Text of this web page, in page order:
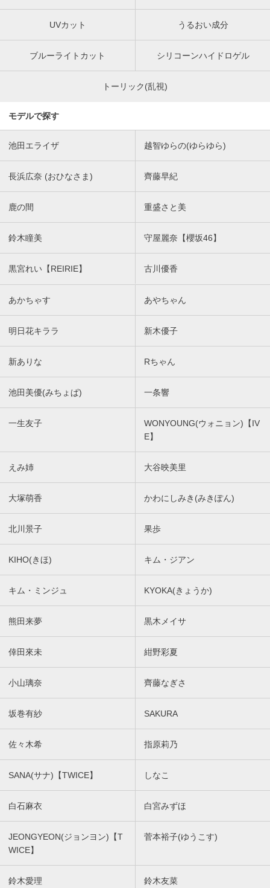
UVカット うるおい成分
ブルーライトカット シリコーンハイドロゲル
トーリック(乱視)
モデルで探す
池田エライザ 越智ゆらの(ゆらゆら)
長浜広奈 (おひなさま) 齊藤早紀
鹿の間 重盛さと美
鈴木瞳美 守屋麗奈【櫻坂46】
黒宮れい【REIRIE】 古川優香
あかちゃす あやちゃん
明日花キララ 新木優子
新ありな Rちゃん
池田美優(みちょぱ) 一条響
一生友子
WONYOUNG(ウォニョン)【IV
E】
えみ姉 大谷映美里
大塚萌香 かわにしみき(みきぽん)
北川景子 果歩
KIHO(きほ) キム・ジアン
キム・ミンジュ KYOKA(きょうか)
熊田来夢 黒木メイサ
倖田來未 紺野彩夏
小山璃奈 齊藤なぎさ
坂巻有紗 SAKURA
佐々木希 指原莉乃
SANA(サナ)【TWICE】 しなこ
白石麻衣 白宮みずほ
JEONGYEON(ジョンヨン)【T
WICE】
菅本裕子(ゆうこす)
鈴木愛理 鈴木友菜